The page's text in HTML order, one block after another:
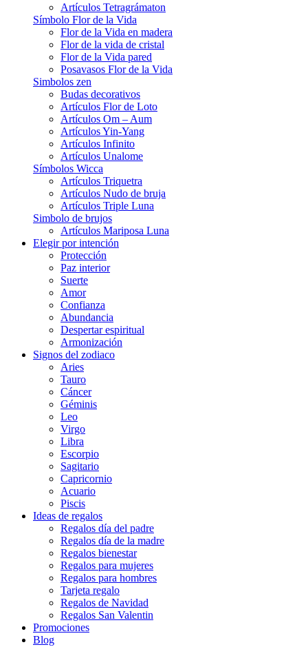
Artículos Tetragrámaton
Símbolo Flor de la Vida
Flor de la Vida en madera
Flor de la vida de cristal
Flor de la Vida pared
Posavasos Flor de la Vida
Simbolos zen
Budas decorativos
Artículos Flor de Loto
Artículos Om – Aum
Artículos Yin-Yang
Artículos Infinito
Artículos Unalome
Símbolos Wicca
Artículos Triquetra
Artículos Nudo de bruja
Artículos Triple Luna
Simbolo de brujos
Artículos Mariposa Luna
Elegir por intención
Protección
Paz interior
Suerte
Amor
Confianza
Abundancia
Despertar espiritual
Armonización
Signos del zodiaco
Aries
Tauro
Cáncer
Géminis
Leo
Virgo
Libra
Escorpio
Sagitario
Capricornio
Acuario
Piscis
Ideas de regalos
Regalos día del padre
Regalos día de la madre
Regalos bienestar
Regalos para mujeres
Regalos para hombres
Tarjeta regalo
Regalos de Navidad
Regalos San Valentin
Promociones
Blog